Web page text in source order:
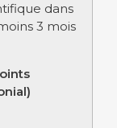
dans
3 mois